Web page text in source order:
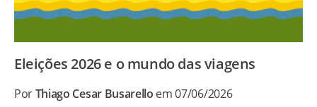
Eleições 2026 e o mundo das viagens
PorThiago Cesar Busarello em 07/06/2026